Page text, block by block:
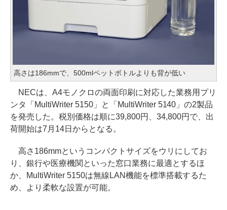
高さは186mmで、500mlペットボトルよりも背が低い
NECは、A4モノクロの両面印刷に対応した業務用プリ
ンタ「MultiWriter 5150」と「MultiWriter 5140」の2製品
を発売した。税別価格は順に39,800円、34,800円で、出
荷開始は7月14日からとなる。
高さ186mmというコンパクトサイズをウリにしてお
り、銀行や医療機関といった窓口業務に最適とするほ
か、MultiWriter 5150は無線LAN機能を標準搭載するた
め、より柔軟な設置が可能。